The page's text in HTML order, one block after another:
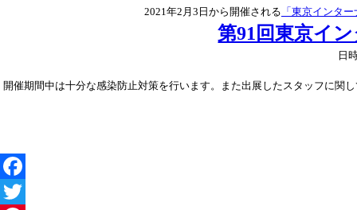
2021年2月3日から開催される 「東京インタ
第91回東京イ
日
開催期間中は十分な感染防止対策を行います。また出展したスタッフに関